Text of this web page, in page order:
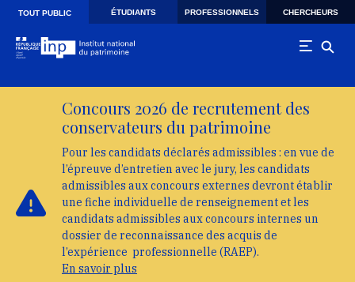
Skip to main navigation
Aller au contenu principal
TOUT PUBLIC ÉTUDIANTS PROFESSIONNELS CHERCHEURS
Concours 2026 de recrutement des
conservateurs du patrimoine
Pour les candidats déclarés admissibles : en vue de
l’épreuve d’entretien avec le jury, les candidats
admissibles aux concours externes devront établir
une fiche individuelle de renseignement et les
candidats admissibles aux concours internes un
dossier de reconnaissance des acquis de
l’expérience professionnelle (RAEP).
En savoir plus